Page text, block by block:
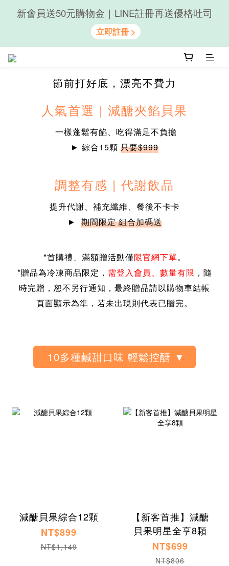
隨心享受｜貝果任選6組$899
新會員送50元購物金｜LINE註冊再送優格吐司
節前打好底，漂亮不費力
人氣首選 | 減醣夾餡貝果
一樣蓬鬆有餡、吃得滿足不負擔
► 綜合15顆 只要$999
調整有感 | 代謝飲品
提升代謝、補充纖維、餐後不卡卡
► 期間限定 組合加碼送
*首購禮、滿額贈活動僅限官網下單。
*贈品為冷凍商品限定， 需登入會員、 數量有限 ，隨
時完贈，恕不另行通知， 最終贈品請以購物車結帳
頁面顯示為準，若未出現則代表已贈完。
減醣貝果綜合12顆
NT$899
NT$1,149
【新客首推】減醣
貝果明星全享8顆
NT$699
NT$806